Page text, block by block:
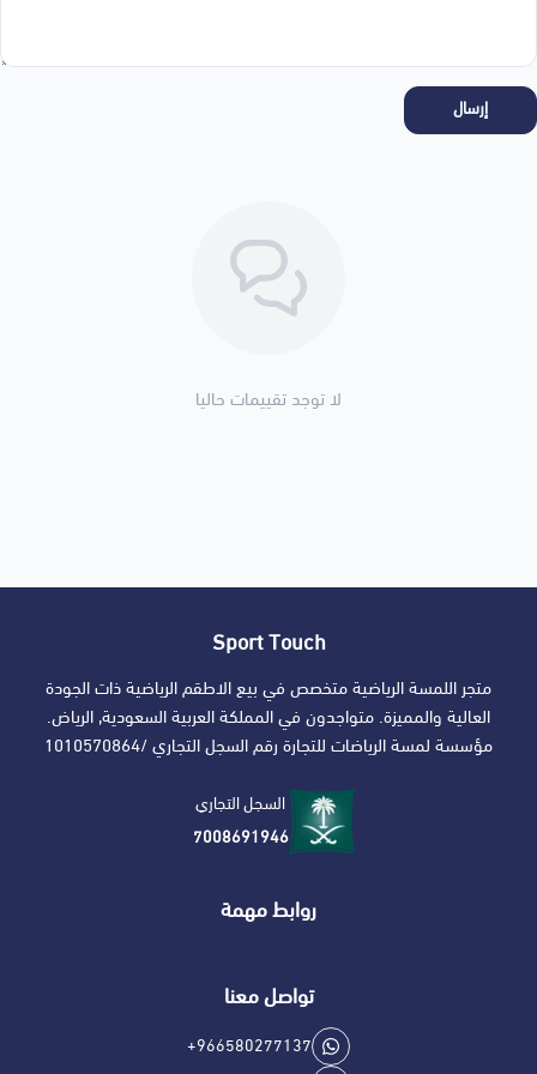
إرسال
لا توجد تقييمات حاليا
Sport Touch
متجر اللمسة الرياضية متخصص في بيع الاطقم الرياضية ذات الجودة
العالية والمميزة. متواجدون في المملكة العربية السعودية, الرياض.
مؤسسة لمسة الرياضات للتجارة رقم السجل التجاري /1010570864
السجل التجاري
7008691946
روابط مهمة
تواصل معنا
+966580277137